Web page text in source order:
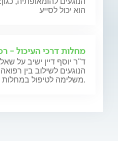
הוא יכול לסייע
מחלות דרכי העיכול -
ד"ר יוסף דיין ישיב על
הנוגעים לשילוב בין
משלימה לטיפול במחלות דרכי העיכול.